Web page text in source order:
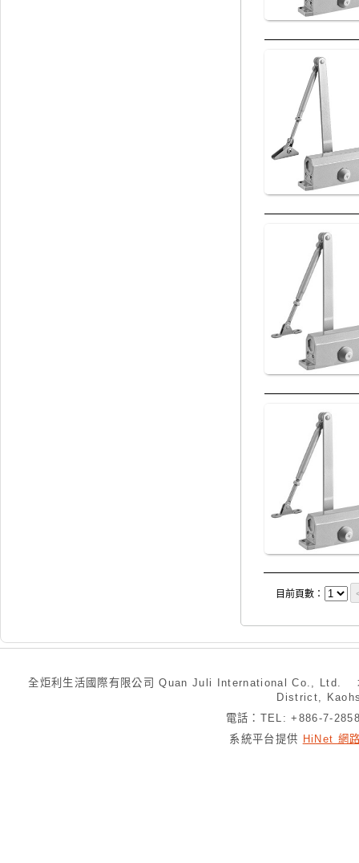
目前頁數：
全炬利生活國際有限公司 Quan Juli International Co., Ltd.
District,
電話：TEL: +886-7-
系統平台提供 HiNet 網